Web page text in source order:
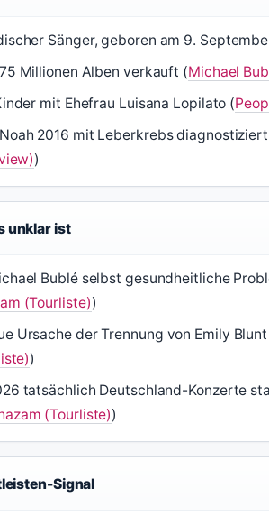
Sänger, geboren am 9.
Millionen Alben verkauft (Michael
mit Ehefrau Luisana Lopilato (
2016 mit Leberkrebs
)
unklar ist
Bublé selbst gesundheitliche
(Tourliste))
Ursache der Trennung von Emily
)
tatsächlich Deutschland-Konzerte
(Tourliste))
Signal